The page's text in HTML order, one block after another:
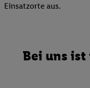
Einsatzorte aus.
Bei uns